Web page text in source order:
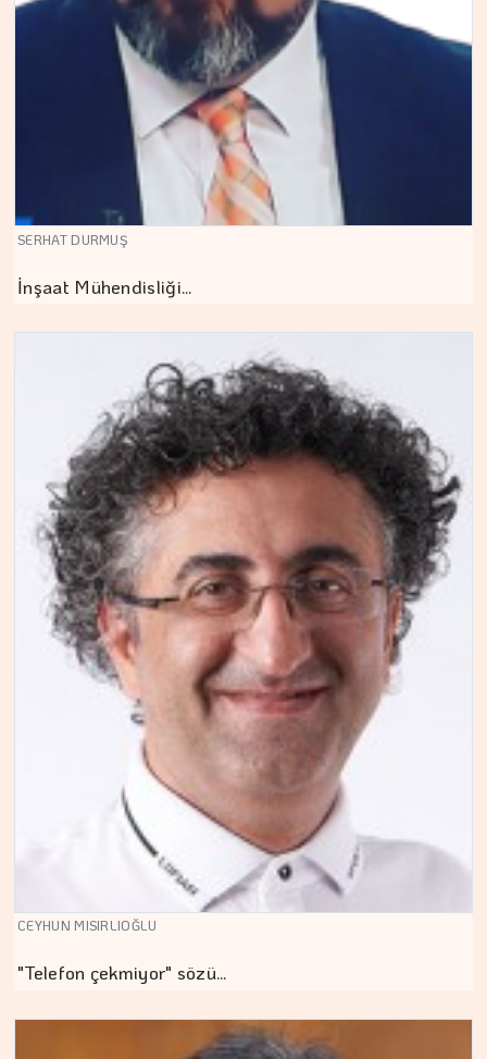
SERHAT DURMUŞ
İnşaat Mühendisliği…
CEYHUN MISIRLIOĞLU
"Telefon çekmiyor" sözü…